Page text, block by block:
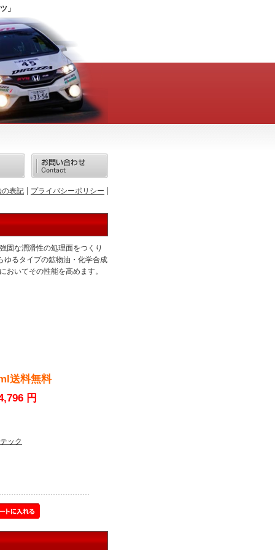
」
の表記 プライバシーポリシー
固な潤滑性の処理面をつくり
ゆるタイプの鉱物油・化学合成
おいてその性能を高めます。
送料無料
円
ック